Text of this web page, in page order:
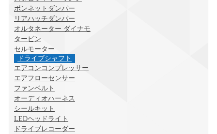
ボンネットダンパー
リアハッチダンパー
オルタネーター ダイナモ
タービン
セルモーター
ドライブシャフト
エアコンコンプレッサー
エアフローセンサー
ファンベルト
オーディオハーネス
シールキット
LEDヘッドライト
ドライブレコーダー